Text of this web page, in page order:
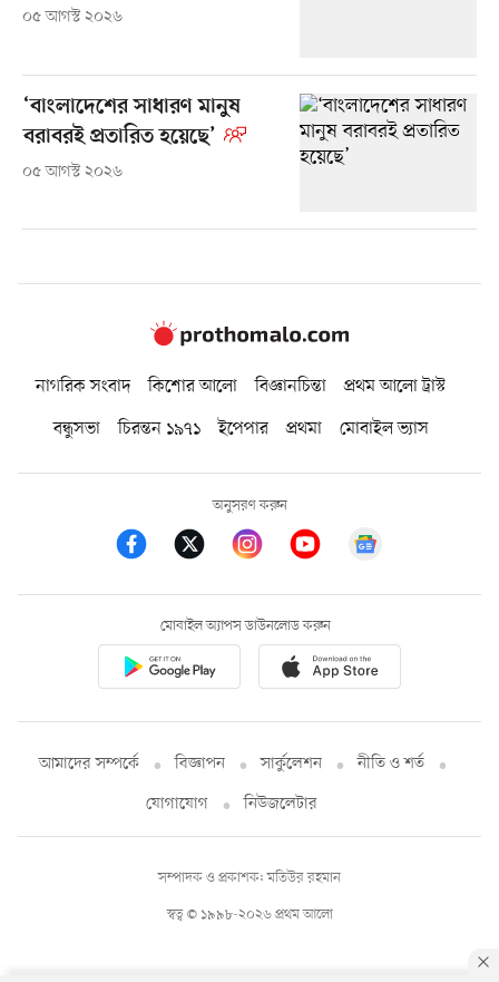
০৫ আগস্ট ২০২৬
‘বাংলাদেশের সাধারণ মানুষ
বরাবরই প্রতারিত হয়েছে’
০৫ আগস্ট ২০২৬
নাগরিক সংবাদ কিশোর আলো বিজ্ঞানচিন্তা
প্রথম আলো ট্রাস্ট
বন্ধুসভা
চিরন্তন ১৯৭১ ইপেপার প্রথমা মোবাইল ভ্যাস
অনুসরণ করুন
মোবাইল অ্যাপস ডাউনলোড করুন
আমাদের সম্পর্কে বিজ্ঞাপন সার্কুলেশন
নীতি ও শর্ত
যোগাযোগ
নিউজলেটার
স্বত্ব © ১৯৯৮-২০২৬ প্রথম আলো
সম্পাদক ও প্রকাশক: মতিউর রহমান